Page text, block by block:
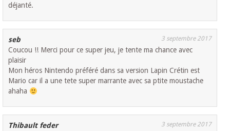
déjanté.
seb 3 septembre 2017
Coucou !! Merci pour ce super jeu, je tente ma chance avec
plaisir
Mon héros Nintendo préféré dans sa version Lapin Crétin est
Mario car il a une tete super marrante avec sa ptite moustache
ahaha
Thibault feder 3 septembre 2017